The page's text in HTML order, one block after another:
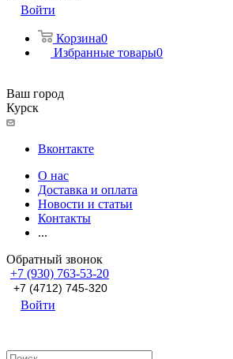
Войти
Корзина0
Избранные товары0
Ваш город
Курск
Вконтакте
О нас
Доставка и оплата
Новости и статьи
Контакты
...
Обратный звонок
+7 (930) 763-53-20
+7 (4712) 745-320
Войти